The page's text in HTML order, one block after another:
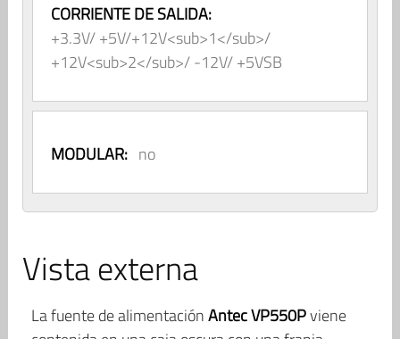
CORRIENTE DE SALIDA:
+3.3V/ +5V/+12V<sub>1</sub>/
+12V<sub>2</sub>/ -12V/ +5VSB
MODULAR: no
Vista externa
La fuente de alimentaciónAntec VP550Pviene